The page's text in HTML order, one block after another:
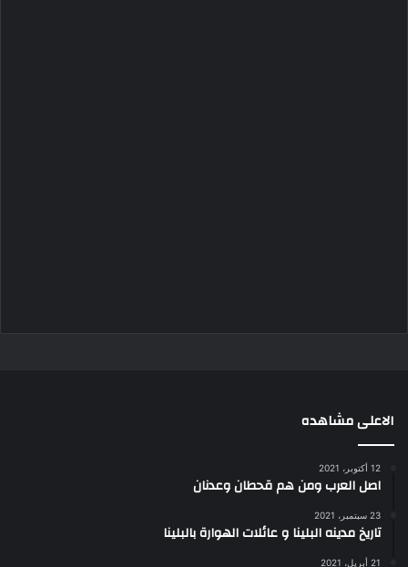
الاعلى مشاهده
12 أكتوبر، 2021
اصل العرب ومن هم قحطان وعدنان
23 سبتمبر، 2021
تاريخ مدينه البلينا و عائلات الهوارة بالبلينا
21 أبريل، 2021